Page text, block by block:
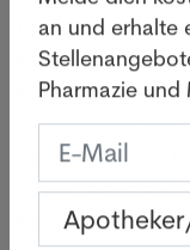
Typ-2-Diabetes und
Syndroms.,Die Studie
Studie, die aufzeigte,
Gewichtsreduktion
erheblich senken kann.
zu Appetitzüglern nicht
Patientengruppen
Melde dich
an und erhalte